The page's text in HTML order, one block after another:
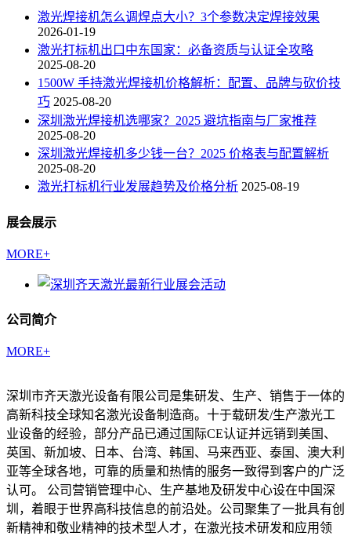
激光焊接机怎么调焊点大小？3个参数决定焊接效果
2026-01-19
激光打标机出口中东国家：必备资质与认证全攻略
2025-08-20
1500W 手持激光焊接机价格解析：配置、品牌与砍价技
巧 2025-08-20
深圳激光焊接机选哪家？2025 避坑指南与厂家推荐
2025-08-20
深圳激光焊接机多少钱一台？2025 价格表与配置解析
2025-08-20
激光打标机行业发展趋势及价格分析 2025-08-19
展会展示
MORE+
公司简介
MORE+
深圳市齐天激光设备有限公司是集研发、生产、销售于一体的
高新科技全球知名激光设备制造商。十于载研发/生产激光工
业设备的经验，部分产品已通过国际CE认证并远销到美国、
英国、新加坡、日本、台湾、韩国、马来西亚、泰国、澳大利
亚等全球各地，可靠的质量和热情的服务一致得到客户的广泛
认可。 公司营销管理中心、生产基地及研发中心设在中国深
圳，着眼于世界高科技信息的前沿处。公司聚集了一批具有创
新精神和敬业精神的技术型人才，在激光技术研发和应用领